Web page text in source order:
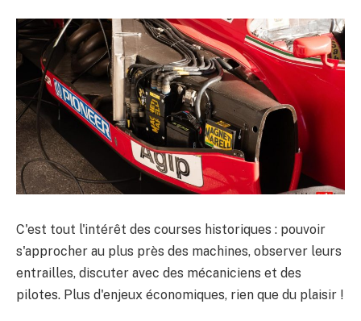
C'est tout l'intérêt des courses historiques : pouvoir
s'approcher au plus près des machines, observer leurs
entrailles, discuter avec des mécaniciens et des
pilotes. Plus d'enjeux économiques, rien que du plaisir !